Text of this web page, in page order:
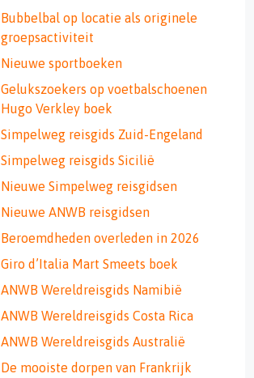
Bubbelbal op locatie als originele
groepsactiviteit
Nieuwe sportboeken
Gelukszoekers op voetbalschoenen
Hugo Verkley boek
Simpelweg reisgids Zuid-Engeland
Simpelweg reisgids Sicilië
Nieuwe Simpelweg reisgidsen
Nieuwe ANWB reisgidsen
Beroemdheden overleden in 2026
Giro d’Italia Mart Smeets boek
ANWB Wereldreisgids Namibië
ANWB Wereldreisgids Costa Rica
ANWB Wereldreisgids Australië
De mooiste dorpen van Frankrijk